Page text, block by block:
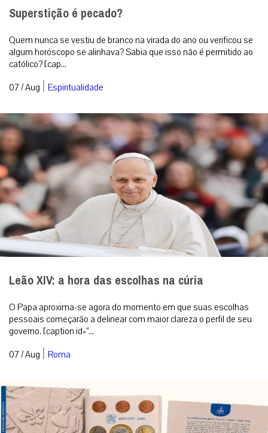
Superstição é pecado?
Quem nunca se vestiu de branco na virada do ano ou verificou se
algum horóscopo se alinhava? Sabia que isso não é permitido ao
católico? [cap...
07 / Aug | Espiritualidade
Leão XIV: a hora das escolhas na cúria
O Papa aproxima-se agora do momento em que suas escolhas
pessoais começarão a delinear com maior clareza o perfil de seu
governo. [caption id=”...
07 / Aug | Roma